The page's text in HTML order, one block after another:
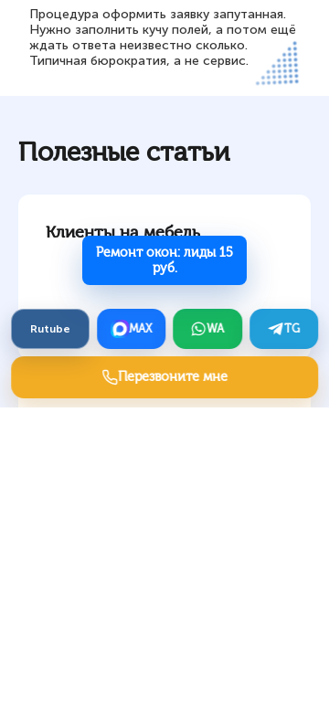
Rutube
Процедура оформить заявку запутанная.
Нужно заполнить кучу полей, а потом ещё
ждать ответа неизвестно сколько.
Типичная бюрократия, а не сервис.
Полезные статьи
Клиенты на мебель
MAX WA TG
Перезвоните мне
Ремонт окон: лиды 15
руб.